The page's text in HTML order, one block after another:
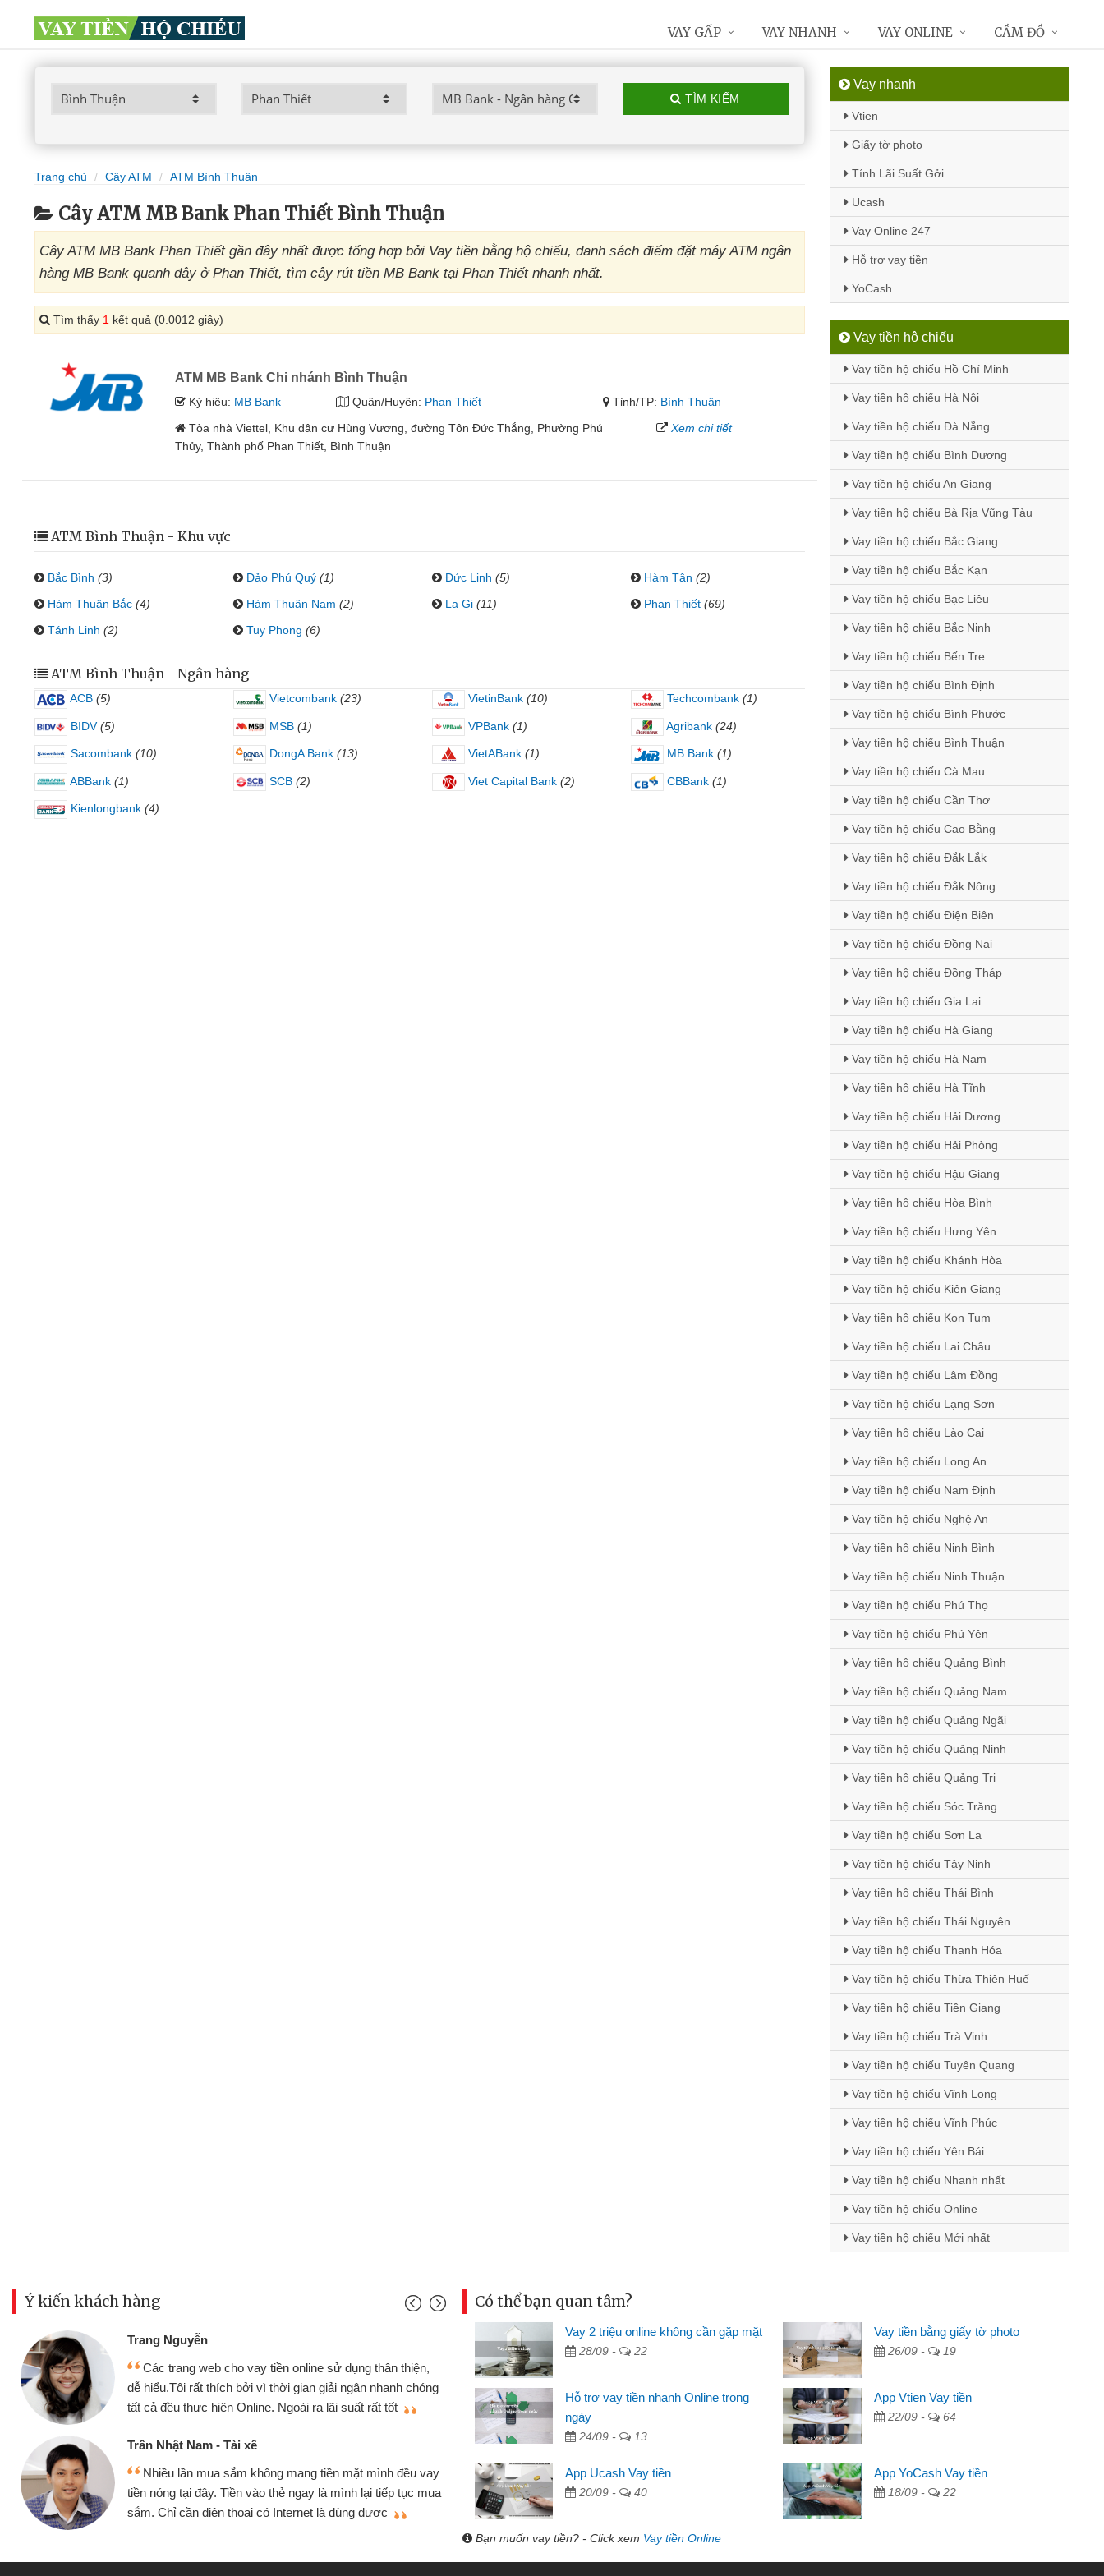
TÌM KIẾM
Trang chủ Cây ATM ATM Bình Thuận
Cây ATM MB Bank Phan Thiết Bình Thuận
Cây ATM MB Bank Phan Thiết gần đây nhất được tổng hợp bởi Vay tiền bằng hộ chiếu, danh sách điểm đặt máy ATM ngân
hàng MB Bank quanh đây ở Phan Thiết, tìm cây rút tiền MB Bank tại Phan Thiết nhanh nhất.
Tìm thấy 1 kết quả (0.0012 giây)
ATM MB Bank Chi nhánh Bình Thuận
Ký hiệu: MB Bank Quận/Huyện: Phan Thiết Tỉnh/TP: Bình Thuận
Tòa nhà Viettel, Khu dân cư Hùng Vương, đường Tôn Đức Thắng, Phường Phú
Thủy, Thành phố Phan Thiết, Bình Thuận
Xem chi tiết
ATM Bình Thuận - Khu vực
Bắc Bình (3) Đảo Phú Quý (1) Đức Linh (5) Hàm Tân (2)
Hàm Thuận Bắc (4) Hàm Thuận Nam (2) La Gi (11) Phan Thiết (69)
Tánh Linh (2) Tuy Phong (6)
ATM Bình Thuận - Ngân hàng
ACB (5) Vietcombank (23) VietinBank (10) Techcombank (1)
BIDV (5) MSB (1) VPBank (1) Agribank (24)
Sacombank (10) DongA Bank (13) VietABank (1) MB Bank (1)
ABBank (1) SCB (2) Viet Capital Bank (2) CBBank (1)
Kienlongbank (4)
Vay nhanh
Vtien
Giấy tờ photo
Tính Lãi Suất Gởi
Ucash
Vay Online 247
Hỗ trợ vay tiền
YoCash
Vay tiền hộ chiếu
Vay tiền hộ chiếu Hồ Chí Minh
Vay tiền hộ chiếu Hà Nội
Vay tiền hộ chiếu Đà Nẵng
Vay tiền hộ chiếu Bình Dương
Vay tiền hộ chiếu An Giang
Vay tiền hộ chiếu Bà Rịa Vũng Tàu
Vay tiền hộ chiếu Bắc Giang
Vay tiền hộ chiếu Bắc Kạn
Vay tiền hộ chiếu Bạc Liêu
Vay tiền hộ chiếu Bắc Ninh
Vay tiền hộ chiếu Bến Tre
Vay tiền hộ chiếu Bình Định
Vay tiền hộ chiếu Bình Phước
Vay tiền hộ chiếu Bình Thuận
Vay tiền hộ chiếu Cà Mau
Vay tiền hộ chiếu Cần Thơ
Vay tiền hộ chiếu Cao Bằng
Vay tiền hộ chiếu Đắk Lắk
Vay tiền hộ chiếu Đắk Nông
Vay tiền hộ chiếu Điện Biên
Vay tiền hộ chiếu Đồng Nai
Vay tiền hộ chiếu Đồng Tháp
Vay tiền hộ chiếu Gia Lai
Vay tiền hộ chiếu Hà Giang
Vay tiền hộ chiếu Hà Nam
Vay tiền hộ chiếu Hà Tĩnh
Vay tiền hộ chiếu Hải Dương
Vay tiền hộ chiếu Hải Phòng
Vay tiền hộ chiếu Hậu Giang
Vay tiền hộ chiếu Hòa Bình
Vay tiền hộ chiếu Hưng Yên
Vay tiền hộ chiếu Khánh Hòa
Vay tiền hộ chiếu Kiên Giang
Vay tiền hộ chiếu Kon Tum
Vay tiền hộ chiếu Lai Châu
Vay tiền hộ chiếu Lâm Đồng
Vay tiền hộ chiếu Lạng Sơn
Vay tiền hộ chiếu Lào Cai
Vay tiền hộ chiếu Long An
Vay tiền hộ chiếu Nam Định
Vay tiền hộ chiếu Nghệ An
Vay tiền hộ chiếu Ninh Bình
Vay tiền hộ chiếu Ninh Thuận
Vay tiền hộ chiếu Phú Thọ
Vay tiền hộ chiếu Phú Yên
Vay tiền hộ chiếu Quảng Bình
Vay tiền hộ chiếu Quảng Nam
Vay tiền hộ chiếu Quảng Ngãi
Vay tiền hộ chiếu Quảng Ninh
Vay tiền hộ chiếu Quảng Trị
Vay tiền hộ chiếu Sóc Trăng
Vay tiền hộ chiếu Sơn La
Vay tiền hộ chiếu Tây Ninh
Vay tiền hộ chiếu Thái Bình
Vay tiền hộ chiếu Thái Nguyên
Vay tiền hộ chiếu Thanh Hóa
Vay tiền hộ chiếu Thừa Thiên Huế
Vay tiền hộ chiếu Tiền Giang
Vay tiền hộ chiếu Trà Vinh
Vay tiền hộ chiếu Tuyên Quang
Vay tiền hộ chiếu Vĩnh Long
Vay tiền hộ chiếu Vĩnh Phúc
Vay tiền hộ chiếu Yên Bái
Vay tiền hộ chiếu Nhanh nhất
Vay tiền hộ chiếu Online
Vay tiền hộ chiếu Mới nhất
VAY GẤP VAY NHANH VAY ONLINE CẦM ĐỒ
Ý kiến khách hàng
dụng thân thiện,
nhanh chóng
suất rất tốt
mặt mình đều vay
lại tiếp tục mua
được
Mình cần tiền gấp nên định cầm cố chiếc xe wave
nhưng thật may đã có gói vay tiền bằng CMND online
không cần gặp mặt nên rất tiện lợi, sẽ giới thiệu cho bạn
Tôi kinh doanh buôn bán nhỏ lẻ nhiều lúc cần vốn nhập
hàng, nhờ biết đến website qua bạn bè giới thiệu tôi đã giải
quyết được công việc của mình nhanh chóng
Mai Lan - Sinh viên
Tôi biết đến thông qua quảng cáo trên facebook. Tôi là
sinh viên nên cần đóng tiền nhà, sinh nhật bạn bè, mà đọc
thấy thủ tục nhanh gọn nên tôi quyết định vay
Mất 2 tuần các ngân hàng không ai cho vay. Trong khi
cần có 2 triệu để giải quyết việc riêng, trong 1-2 ngày tôi trả
được thôi. Cảm ơn đã giúp tôi kịp thời và nhanh chóng
Có thể bạn quan tâm?
Vay 2 triệu online không cần gặp mặt
28/09 - 22
Vay tiền bằng giấy tờ photo
26/09 - 19
Hỗ trợ vay tiền nhanh Online trong
ngày
24/09 - 13
App Vtien Vay tiền
22/09 - 64
App Ucash Vay tiền
20/09 - 40
App YoCash Vay tiền
18/09 - 22
Bạn muốn vay tiền? - Click xem Vay tiền Online